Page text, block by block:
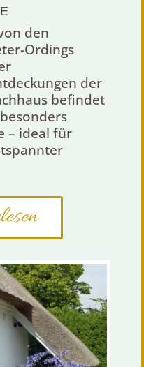
den
Ordings
der
befindet
– ideal für